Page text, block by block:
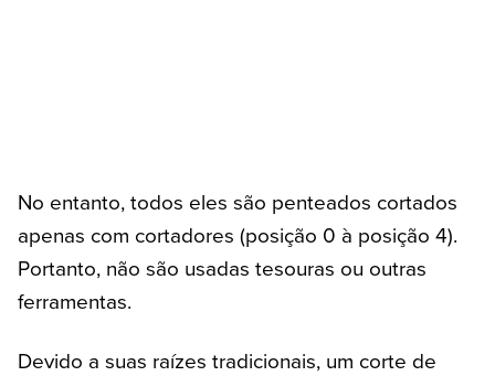
No entanto, todos eles são penteados cortados
apenas com cortadores (posição 0 à posição 4).
Portanto, não são usadas tesouras ou outras
ferramentas.
Devido a suas raízes tradicionais, um corte de